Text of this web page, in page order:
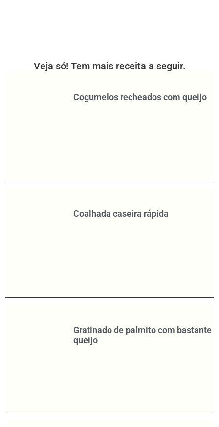
Veja só! Tem mais receita a seguir.
Cogumelos recheados com queijo
Coalhada caseira rápida
Gratinado de palmito com bastante
queijo